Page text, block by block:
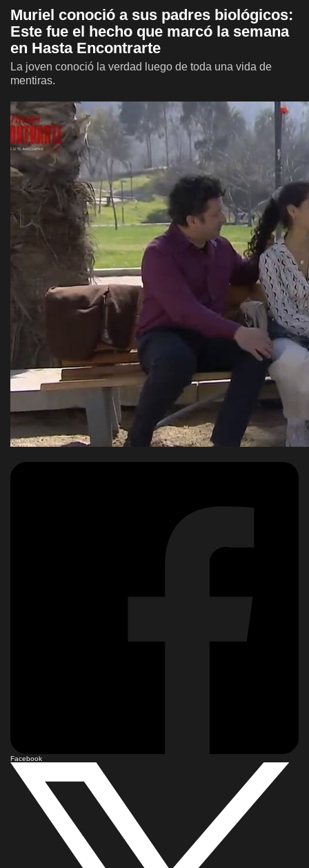
Muriel conoció a sus padres biológicos:
Este fue el hecho que marcó la semana
en Hasta Encontrarte
La joven conoció la verdad luego de toda una vida de
mentiras.
Facebook